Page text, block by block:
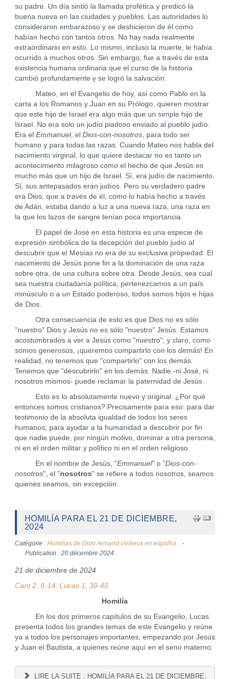
su padre. Un día sintió la llamada profética y predicó la
buena nueva en las ciudades y pueblos. Las autoridades lo
consideraron embarazoso y se deshicieron de él como
habían hecho con tantos otros. No hay nada realmente
extraordinario en esto. Lo mismo, incluso la muerte, le había
ocurrido a muchos otros. Sin embargo, fue a través de esta
existencia humana ordinaria que el curso de la historia
cambió profundamente y se logró la salvación.
Mateo, en el Evangelio de hoy, así como Pablo en la
carta a los Romanos y Juan en su Prólogo, quieren mostrar
que este hijo de Israel era algo más que un simple hijo de
Israel. No era sólo un judío piadoso enviado al pueblo judío.
Era el Emmanuel, el Dios-con-nosotros, para todo ser
humano y para todas las razas. Cuando Mateo nos habla del
nacimiento virginal, lo que quiere destacar no es tanto un
acontecimiento milagroso como el hecho de que Jesús es
mucho más que un hijo de Israel. Sí, era judío de nacimiento.
Sí, sus antepasados eran judíos. Pero su verdadero padre
era Dios, que a través de él, como lo había hecho a través
de Adán, estaba dando a luz a una nueva raza, una raza en
la que los lazos de sangre tenían poca importancia.
El papel de José en esta historia es una especie de
expresión simbólica de la decepción del pueblo judío al
descubrir que el Mesías no era de su exclusiva propiedad. El
nacimiento de Jesús pone fin a la dominación de una raza
sobre otra, de una cultura sobre otra. Desde Jesús, sea cual
sea nuestra ciudadanía política, pertenezcamos a un país
minúsculo o a un Estado poderoso, todos somos hijos e hijas
de Dios.
Otra consecuencia de esto es que Dios no es sólo
"nuestro" Dios y Jesús no es sólo "nuestro" Jesús. Estamos
acostumbrados a ver a Jesús como "nuestro"; y claro, como
somos generosos, ¡queremos compartirlo con los demás! En
realidad, no tenemos que "compartirlo" con los demás.
Tenemos que "descubrirlo" en los demás. Nadie -ni José, ni
nosotros mismos- puede reclamar la paternidad de Jesús.
Esto es lo absolutamente nuevo y original. ¿Por qué
entonces somos cristianos? Precisamente para eso: para dar
testimonio de la absoluta igualdad de todos los seres
humanos; para ayudar a la humanidad a descubrir por fin
que nadie puede, por ningún motivo, dominar a otra persona,
ni en el orden militar y político ni en el orden religioso.
En el nombre de Jesús, "Emmanuel" o "Dios-con-
nosotros", el "nosotros" se refiere a todos nosotros, seamos
quienes seamos, sin excepción.
HOMILÍA PARA EL 21 DE DICIEMBRE,
2024
Catégorie : Homilías de Dom Armand Veilleux en español.
Publication : 20 décembre 2024
21 de diciembre de 2024
Cant 2, 8-14; Lucas 1, 39-45
Homilía
En los dos primeros capítulos de su Evangelio, Lucas
presenta todos los grandes temas de este Evangelio y reúne
ya a todos los personajes importantes, empezando por Jesús
y Juan el Bautista, a quienes reúne aquí en el seno materno.
LIRE LA SUITE : HOMILÍA PARA EL 21 DE DICIEMBRE,